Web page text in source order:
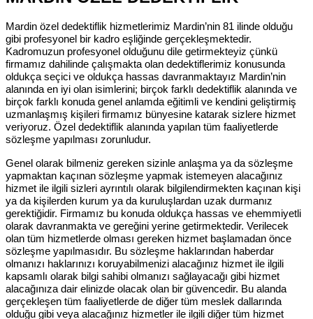
Mardin özel dedektiflik hizmetlerimiz Mardin’nin 81 ilinde olduğu
gibi profesyonel bir kadro eşliğinde gerçekleşmektedir.
Kadromuzun profesyonel olduğunu dile getirmekteyiz çünkü
firmamız dahilinde çalışmakta olan dedektiflerimiz konusunda
oldukça seçici ve oldukça hassas davranmaktayız Mardin’nin
alanında en iyi olan isimlerini; birçok farklı dedektiflik alanında ve
birçok farklı konuda genel anlamda eğitimli ve kendini geliştirmiş
uzmanlaşmış kişileri firmamız bünyesine katarak sizlere hizmet
veriyoruz. Özel dedektiflik alanında yapılan tüm faaliyetlerde
sözleşme yapılması zorunludur.
Genel olarak bilmeniz gereken sizinle anlaşma ya da sözleşme
yapmaktan kaçınan sözleşme yapmak istemeyen alacağınız
hizmet ile ilgili sizleri ayrıntılı olarak bilgilendirmekten kaçınan kişi
ya da kişilerden kurum ya da kuruluşlardan uzak durmanız
gerektiğidir. Firmamız bu konuda oldukça hassas ve ehemmiyetli
olarak davranmakta ve gereğini yerine getirmektedir. Verilecek
olan tüm hizmetlerde olması gereken hizmet başlamadan önce
sözleşme yapılmasıdır. Bu sözleşme haklarından haberdar
olmanızı haklarınızı koruyabilmenizi alacağınız hizmet ile ilgili
kapsamlı olarak bilgi sahibi olmanızı sağlayacağı gibi hizmet
alacağınıza dair elinizde olacak olan bir güvencedir. Bu alanda
gerçekleşen tüm faaliyetlerde de diğer tüm meslek dallarında
olduğu gibi veya alacağınız hizmetler ile ilgili diğer tüm hizmet